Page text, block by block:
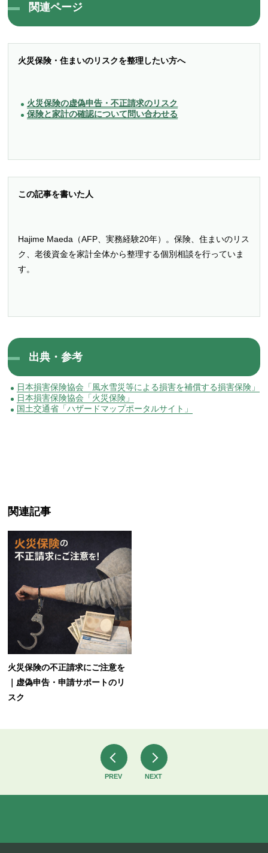
関連ページ
火災保険・住まいのリスクを整理したい方へ
火災保険の虚偽申告・不正請求のリスク
保険と家計の確認について問い合わせる
この記事を書いた人
Hajime Maeda（AFP、実務経験20年）。保険、住まいのリス
ク、老後資金を家計全体から整理する個別相談を行っていま
す。
出典・参考
日本損害保険協会「風水雪災等による損害を補償する損害保険」
日本損害保険協会「火災保険」
国土交通省「ハザードマップポータルサイト」
関連記事
火災保険の不正請求にご注意を
｜虚偽申告・申請サポートのリ
スク
PREV NEXT